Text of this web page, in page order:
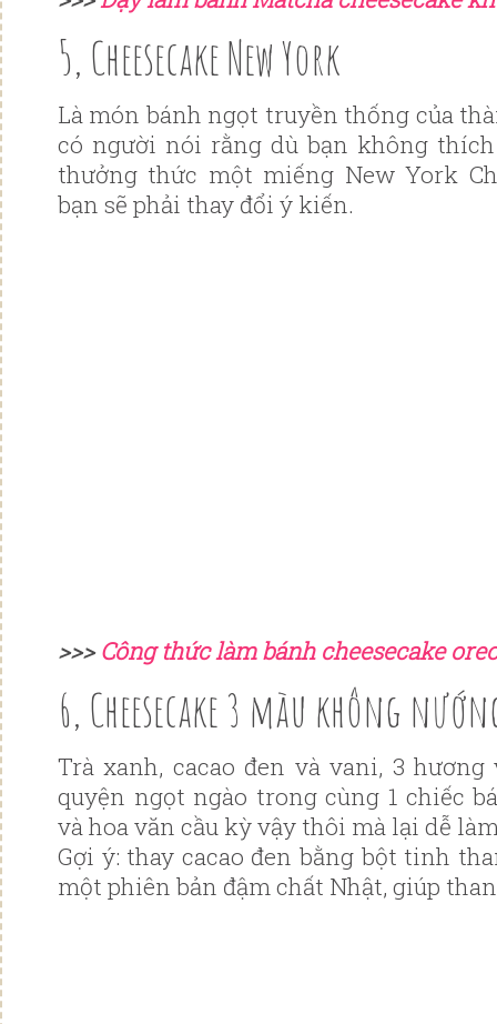
5, Cheesecake New York
Là món bánh ngọt truyền thống của
có người nói rằng dù bạn không
thưởng thức một miếng New York
bạn sẽ phải thay đổi ý kiến.
>>>Công thức làm bánh cheesecake
6, Cheesecake 3 màu không
Trà xanh, cacao đen và vani, 3
quyện ngọt ngào trong cùng 1 chiếc
và hoa văn cầu kỳ vậy thôi mà lại dễ
Gợi ý: thay cacao đen bằng bột tinh
một phiên bản đậm chất Nhật, giúp